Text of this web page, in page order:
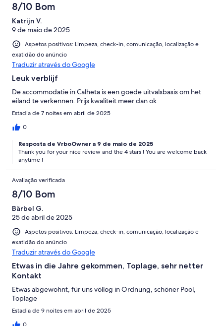
8/10 Bom
Katrijn V.
9 de maio de 2025
Aspetos positivos: Limpeza, check-in, comunicação, localização e
exatidão do anúncio
Traduzir através do Google
Leuk verblijf
De accommodatie in Calheta is een goede uitvalsbasis om het
eiland te verkennen. Prijs kwaliteit meer dan ok
Estadia de 7 noites em abril de 2025
0
Resposta de VrboOwner a 9 de maio de 2025
Thank you for your nice review and the 4 stars ! You are welcome back
anytime !
Avaliação verificada
8/10 Bom
Bärbel G.
25 de abril de 2025
Aspetos positivos: Limpeza, check-in, comunicação, localização e
exatidão do anúncio
Traduzir através do Google
Etwas in die Jahre gekommen, Toplage, sehr netter
Kontakt
Etwas abgewohnt, für uns völlog in Ordnung, schöner Pool,
Toplage
Estadia de 9 noites em abril de 2025